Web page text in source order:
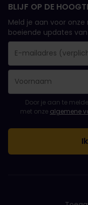
BLIJF OP DE
Meld je aan voor
boeiende updates
E-mailadres is een
E-mailadres is
Fout bij het
Je hebt je al
Ga akkoord met de
Door je aan te
met onze algemene